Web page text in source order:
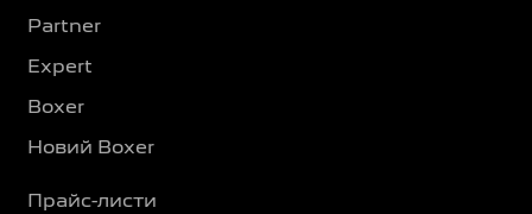
Partner
Expert
Boxer
Новий Boxer
Прайс-листи